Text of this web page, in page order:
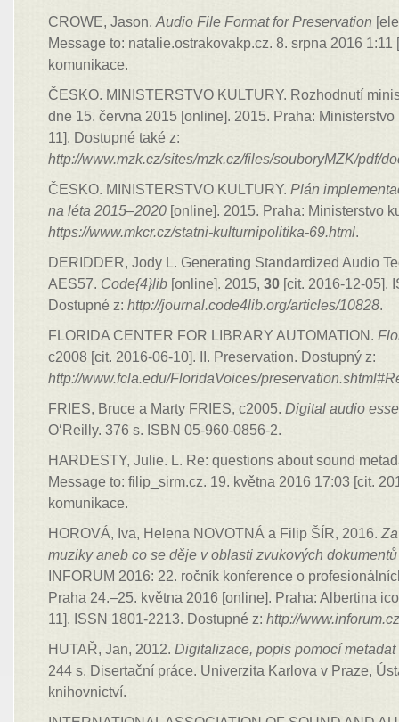
CROWE, Jason.Audio File Format for Preservation
Message to: natalie.ostrakovakp.cz. 8. srpna 2016 1:11
komunikace.
ČESKO. MINISTERSTVO KULTURY. Rozhodnutí
dne 15. června 2015 [online]. 2015. Praha:
11]. Dostupné také z:
http://www.mzk.cz/sites/mzk.cz/files/souboryMZK/pdf/
ČESKO. MINISTERSTVO KULTURY. Plán
na léta 2015–2020 [online]. 2015. Praha: Ministerstvo
https://www.mkcr.cz/statni-kulturnipolitika-69.html.
DERIDDER, Jody L. Generating Standardized Audio
AES57. Code{4}lib [online]. 2015,30 [cit. 2016-12-05].
Dostupné z:http://journal.code4lib.org/articles/10828.
FLORIDA CENTER FOR LIBRARY AUTOMATION.
c2008 [cit. 2016-06-10]. II. Preservation. Dostupný z:
http://www.fcla.edu/FloridaVoices/
FRIES, Bruce a Marty FRIES, c2005.Digital audio
O‘Reilly. 376 s. ISBN 05-960-0856-2.
HARDESTY, Julie. L. Re: questions about sound
Message to: filip_sirm.cz. 19. května 2016 17:03 [cit.
komunikace.
HOROVÁ, Iva, Helena NOVOTNÁ a Filip ŠÍR, 2016.
muziky aneb co se děje v oblasti zvukových
INFORUM 2016: 22. ročník konference o
Praha 24.–25. května 2016 [online]. Praha: Albertina
11]. ISSN 1801-2213. Dostupné z:http://
HUTAŘ, Jan, 2012.Digitalizace, popis pomocí
244 s. Disertační práce. Univerzita Karlova v Praze,
knihovnictví.